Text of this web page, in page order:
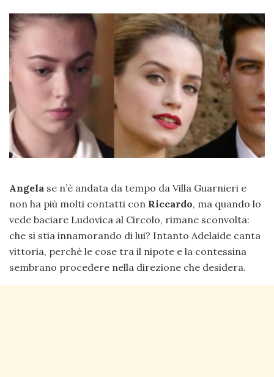
Angela se n’è andata da tempo da Villa Guarnieri e
non ha più molti contatti con Riccardo, ma quando lo
vede baciare Ludovica al Circolo, rimane sconvolta:
che si stia innamorando di lui? Intanto Adelaide canta
vittoria, perché le cose tra il nipote e la contessina
sembrano procedere nella direzione che desidera.